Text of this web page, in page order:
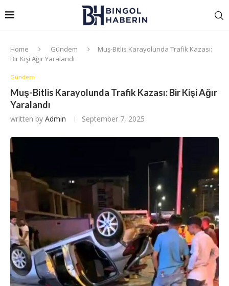
Home Gündem
Muş-Bitlis Karayolunda Trafik Kazası:
Bir Kişi Ağır Yaralandı
Gündem
Muş-Bitlis Karayolunda Trafik Kazası: Bir Kişi Ağır
Yaralandı
written by Admin September 7, 2025